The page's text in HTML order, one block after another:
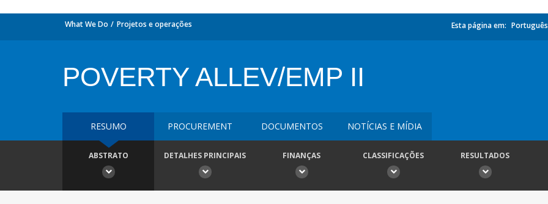
What We Do Projetos e operações Esta página em: Português
POVERTY ALLEV/EMP II
RESUMO PROCUREMENT DOCUMENTOS NOTÍCIAS E MÍDIA
ABSTRATO DETALHES PRINCIPAIS FINANÇAS CLASSIFICAÇÕES RESULTADOS